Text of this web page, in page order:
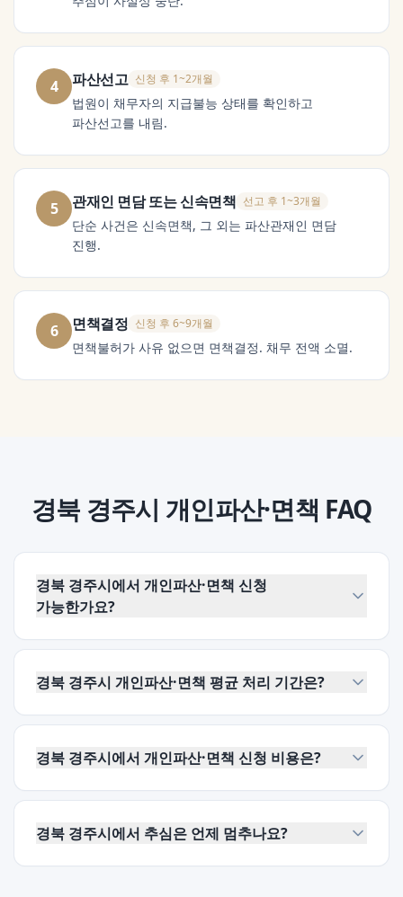
4 파산선고 신청 후 1~2개월
법원이 채무자의 지급불능 상태를 확인하고
파산선고를 내림.
5 관재인 면담 또는 신속면책 선고 후 1~3개월
단순 사건은 신속면책, 그 외는 파산관재인 면담
진행.
6 면책결정 신청 후 6~9개월
면책불허가 사유 없으면 면책결정. 채무 전액 소멸.
경북 경주시 개인파산·면책 FAQ
경북 경주시에서 개인파산·면책 신청
가능한가요?
경북 경주시 개인파산·면책 평균 처리 기간은?
경북 경주시에서 개인파산·면책 신청 비용은?
경북 경주시에서 추심은 언제 멈추나요?